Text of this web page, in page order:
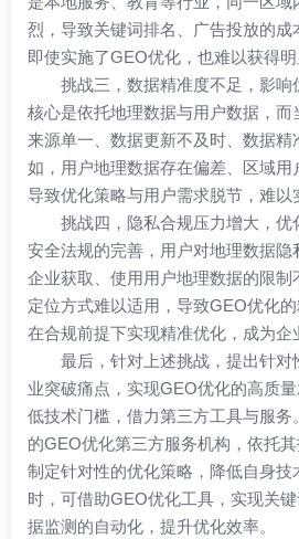
烈，导致关键词排名、广告投放的成
即使实施了GEO优化 ，也难以获得
挑战三，数据精准度不足，影
核心是依托地理数据与用户数据，
来源单一、数据更新不及时、数据精
如，用户地理数据存在偏差、区域用
导致优化策略与用户需求脱节，难以
挑战四，隐私合规压力增大，
安全法规的完善，用户对地理数据隐
企业获取、使用用户地理数据的限
定位方式难以适用，导致GEO优化
在合规前提下实现精准优化，成为企
最后，针对上述挑战，提出针对
业突破痛点，实现GEO优化的高质
低技术门槛，借力第三方工具与服务
的GEO优化第三方服务机构，依托
制定针对性的优化策略，降低自身技
时，可借助GEO优化工具，实现关
据监测的自动化，提升优化效率。